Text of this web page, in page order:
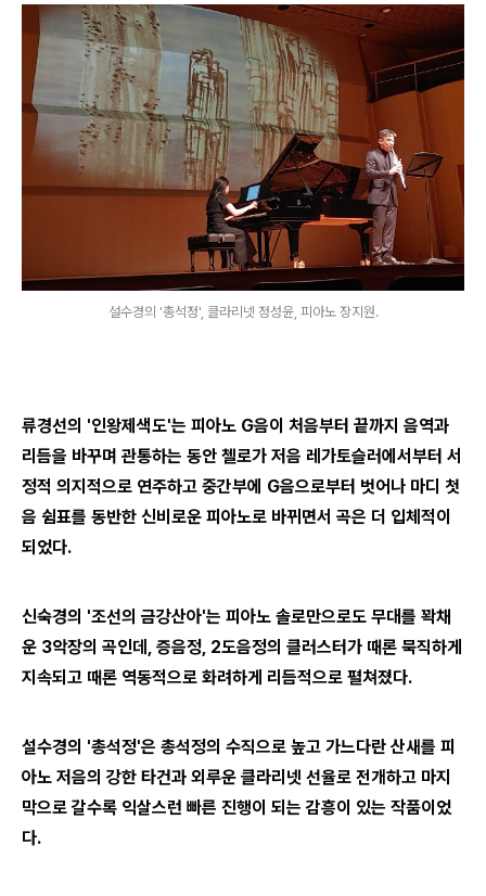
설수경의 '총석정', 클라리넷 정성윤, 피아노 장지원.
류경선의 '인왕제색도'는 피아노 G음이 처음부터 끝까지 음역과
리듬을 바꾸며 관통하는 동안 첼로가 저음 레가토슬러에서부터 서
정적 의지적으로 연주하고 중간부에 G음으로부터 벗어나 마디 첫
음 쉼표를 동반한 신비로운 피아노로 바뀌면서 곡은 더 입체적이
되었다.
신숙경의 '조선의 금강산아'는 피아노 솔로만으로도 무대를 꽉채
운 3악장의 곡인데, 증음정, 2도음정의 클러스터가 때론 묵직하게
지속되고 때론 역동적으로 화려하게 리듬적으로 펼쳐졌다.
설수경의 '총석정'은 총석정의 수직으로 높고 가느다란 산새를 피
아노 저음의 강한 타건과 외루운 클라리넷 선율로 전개하고 마지
막으로 갈수록 익살스런 빠른 진행이 되는 감흥이 있는 작품이었
다.